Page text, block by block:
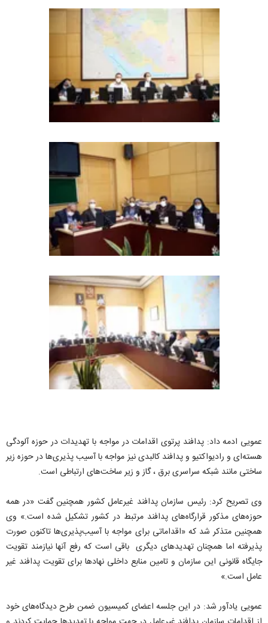
عمویی ادمه داد: پدافند پرتوی اقدامات در مواجه با تهدیدات در حوزه آلودگی
هسته‌ای و رادیواکتیو و پدافند کالبدی نیز مواجه با آسیب پذیری‌ها در حوزه زیر
ساختی مانند شبکه سراسری برق ، گاز و زیر ساخت‌های ارتباطی است.
وی تصریح کرد: رئیس سازمان پدافند غیرعامل کشور همچنین گفت «در همه
حوزه‌های مذکور قرارگاه‌های پدافند مرتبط در کشور تشکیل شده است.» وی
همچنین متذکر شد که «اقداماتی برای مواجه با آسیب‌‌پذیری‌ها تاکنون صورت
پذیرفته اما همچنان تهدیدهای دیگری باقی است که رفع آنها نیازمند تقویت
جایگاه قانونی این سازمان و تامین منابع داخلی نهادها برای تقویت پدافند غیر
عامل است.»
عمویی یادآور شد: در این جلسه اعضای کمیسیون ضمن طرح دیدگاه‌های خود